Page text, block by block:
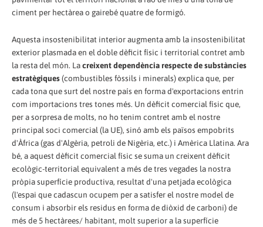
ciment per hectàrea o gairebé quatre de formigó.
Aquesta insostenibilitat interior augmenta amb la insostenibilitat
exterior plasmada en el doble dèficit físic i territorial contret amb
la resta del món. Lacreixent dependència respecte de substàncies
estratègiques(combustibles fòssils i minerals) explica que, per
cada tona que surt del nostre país en forma d'exportacions entrin
com importacions tres tones més. Un dèficit comercial físic que,
per a sorpresa de molts, no ho tenim contret amb el nostre
principal soci comercial (la UE), sinó amb els països empobrits
d'Àfrica (gas d'Algèria, petroli de Nigèria, etc.) i Amèrica Llatina. Ara
bé, a aquest dèficit comercial físic se suma un creixent dèficit
ecològic-territorial equivalent a més de tres vegades la nostra
pròpia superfície productiva, resultat d'una petjada ecològica
(l'espai que cadascun ocupem per a satisfer el nostre model de
consum i absorbir els residus en forma de diòxid de carboni) de
més de 5 hectàrees/ habitant, molt superior a la superfície